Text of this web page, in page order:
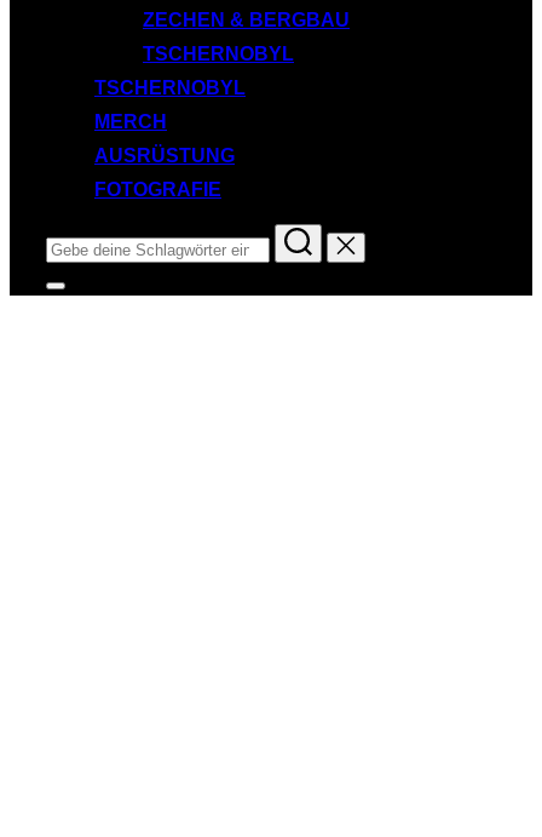
ZECHEN & BERGBAU
TSCHERNOBYL
TSCHERNOBYL
MERCH
AUSRÜSTUNG
FOTOGRAFIE
Suchen
nach:
Seitenleiste